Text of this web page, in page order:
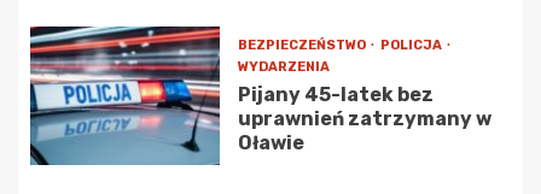
BEZPIECZEŃSTWO
POLICJA
WYDARZENIA
Pijany 45-latek bez
uprawnień zatrzymany w
Oławie